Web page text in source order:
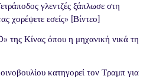
γλεντζές ξάπλωσε στη
χορέψετε εσείς» [Βίντεο]
της Κίνας όπου η μηχανική νικά τη
κατηγορεί τον Τραμπ για